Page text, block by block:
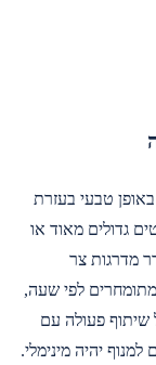
טבעי בעזרת
גדולים מאוד או
מדרגות צר
מתומחרים לפי שעה,
שיתוף פעולה עם
יהיה מינימלי.